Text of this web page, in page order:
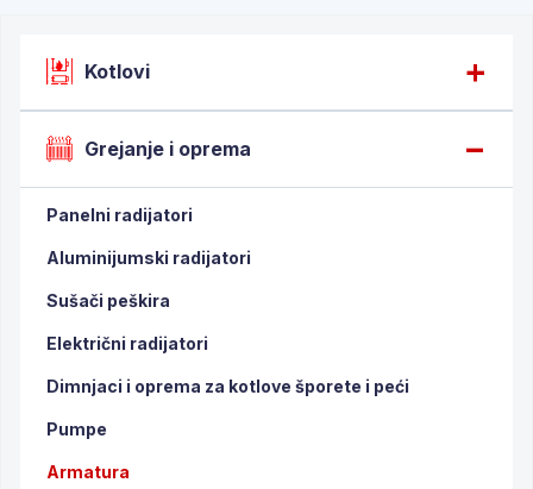
Kotlovi
Grejanje i oprema
Panelni radijatori
Aluminijumski radijatori
Sušači peškira
Električni radijatori
Dimnjaci i oprema za kotlove šporete i peći
Pumpe
Armatura